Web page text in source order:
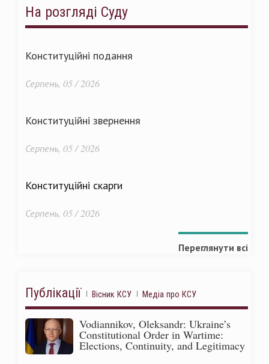
На розгляді Суду
Конституційні подання
Серпень, 05 / 2026
Конституційні звернення
Серпень, 05 / 2026
Конституційні скарги
Серпень, 05 / 2026
Переглянути всі
Публікації Вісник КСУ Медіа про КСУ
Vodiannikov, Oleksandr: Ukraine’s
Constitutional Order in Wartime:
Elections, Continuity, and Legitimacy